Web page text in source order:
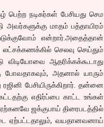
பெற்ற நடிகர்கள் பேசியது செம
அவர்களுக்கு மாதம் பத்தாயிரம்
என்றார்.அதைத்தான்
செலவு செய்தும்
விடியோவை ஆதரிக்கக்கூடாது
போவதாகவும், அதனால் யாரும்
பேசியிருக்கிறார். தன்னை
எதிர்ப்பை காட்ட உங்கள்
ஜக்குபாய் திரைபடத்தில்
ஏற்பட்டதாலும், வயதானவனாய்